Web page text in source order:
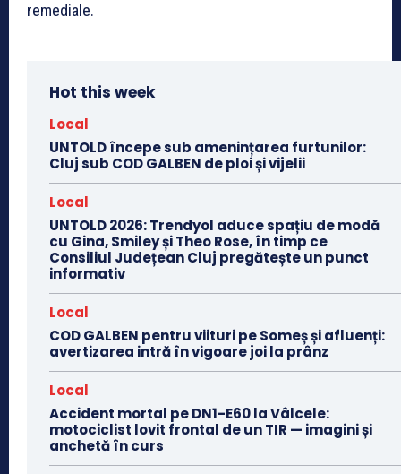
remediale.
Hot this week
Local
UNTOLD începe sub amenințarea furtunilor:
Cluj sub COD GALBEN de ploi și vijelii
Local
UNTOLD 2026: Trendyol aduce spațiu de modă
cu Gina, Smiley și Theo Rose, în timp ce
Consiliul Județean Cluj pregătește un punct
informativ
Local
COD GALBEN pentru viituri pe Someș și afluenți:
avertizarea intră în vigoare joi la prânz
Local
Accident mortal pe DN1-E60 la Vâlcele:
motociclist lovit frontal de un TIR — imagini și
anchetă în curs